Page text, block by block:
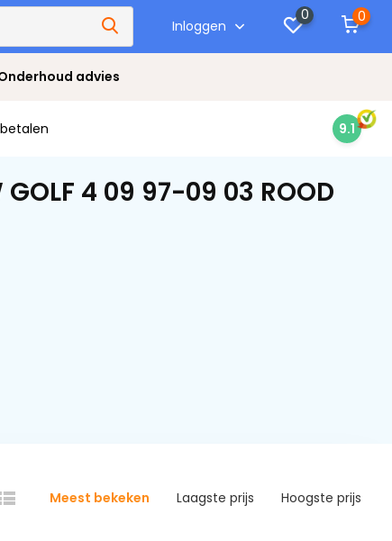
Inloggen
0 0
advies
9.1
4 09 97-09 03 ROOD
Meest bekeken Laagste prijs Hoogste prijs